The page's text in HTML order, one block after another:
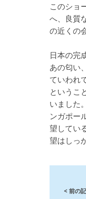
このショ
へ、良質
の近くの
日本の完
あの匂い
ていわれ
というこ
いました
ンガポー
望してい
望はしっ
< 前の